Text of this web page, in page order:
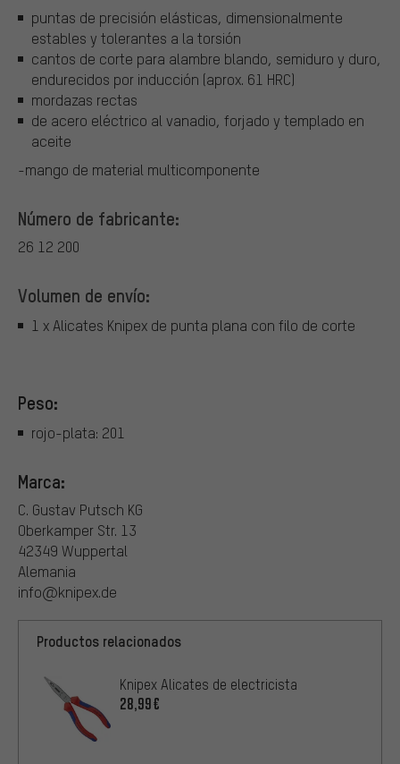
puntas de precisión elásticas, dimensionalmente
estables y tolerantes a la torsión
cantos de corte para alambre blando, semiduro y duro,
endurecidos por inducción (aprox. 61 HRC)
mordazas rectas
de acero eléctrico al vanadio, forjado y templado en
aceite
-mango de material multicomponente
Número de fabricante:
26 12 200
Volumen de envío:
1 x Alicates Knipex de punta plana con filo de corte
Peso:
rojo-plata: 201
Marca:
C. Gustav Putsch KG
Oberkamper Str. 13
42349 Wuppertal
Alemania
info@knipex.de
Productos relacionados
Knipex Alicates de electricista
28,99€